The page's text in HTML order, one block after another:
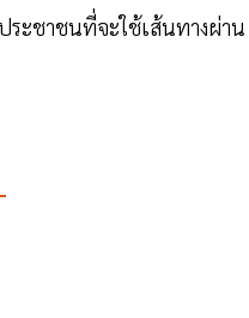
ระชาชนที่จะใช้เส้นทางผ่าน